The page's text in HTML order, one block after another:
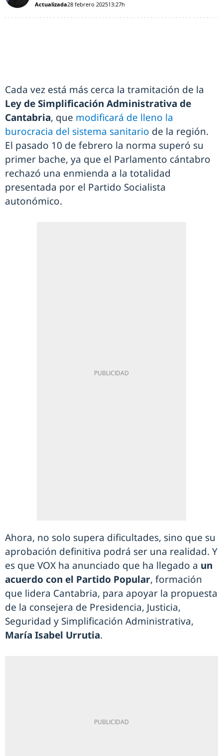
Actualizada28 febrero 202513:27h
Cada vez está más cerca la tramitación de la
Ley de Simplificación Administrativa de
Cantabria, que modificará de lleno la
burocracia del sistema sanitario de la región.
El pasado 10 de febrero la norma superó su
primer bache, ya que el Parlamento cántabro
rechazó una enmienda a la totalidad
presentada por el Partido Socialista
autonómico.
Ahora, no solo supera dificultades, sino que su
aprobación definitiva podrá ser una realidad. Y
es que VOX ha anunciado que ha llegado a un
acuerdo con el Partido Popular, formación
que lidera Cantabria, para apoyar la propuesta
de la consejera de Presidencia, Justicia,
Seguridad y Simplificación Administrativa,
María Isabel Urrutia.